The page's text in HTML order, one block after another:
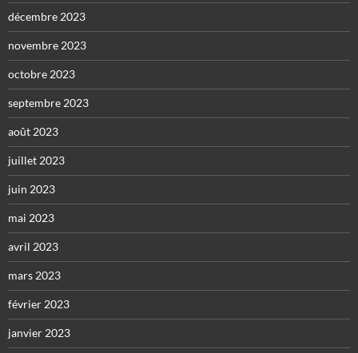
décembre 2023
novembre 2023
octobre 2023
septembre 2023
août 2023
juillet 2023
juin 2023
mai 2023
avril 2023
mars 2023
février 2023
janvier 2023